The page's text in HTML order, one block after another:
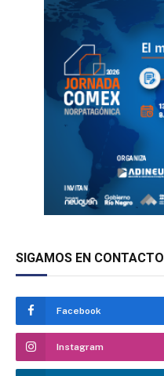
SIGAMOS EN CONTACTO
Facebook
Instagram